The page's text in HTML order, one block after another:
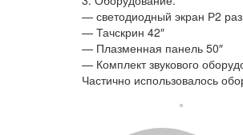
— светодиодный экран Р2
— Тачскрин 42″
— Плазменная панель 50″
— Комплект звукового
Частично использовалось